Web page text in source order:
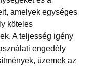
amelyek egységes
köteles
A teljesség igény
engedély
üzemek az